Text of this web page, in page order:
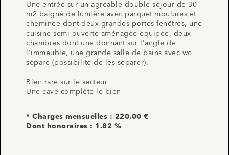
Une entrée sur un agréable double séjour de 30
m2 baigné de lumière avec parquet moulures et
cheminée dont deux grandes portes fenêtres, une
cuisine semi-ouverte aménagée équipée, deux
chambres dont une donnant sur l'angle de
l'immeuble, une grande salle de bains avec wc
séparé (possibilité de les séparer).
Bien rare sur le secteur
Une cave complète le bien
* Charges mensuelles : 220.00 €
Dont honoraires : 1.82 %